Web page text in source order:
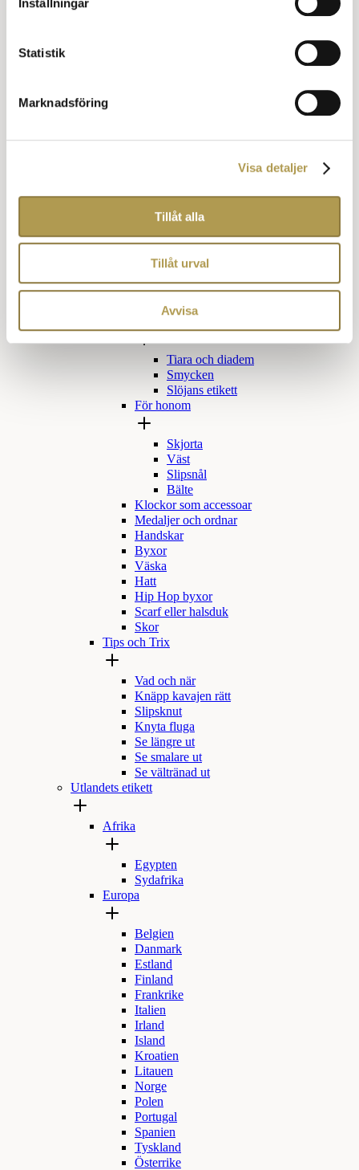
Statistik
Marknadsföring
Visa detaljer
Tillåt alla
Tillåt urval
Avvisa
Cocktail klädsel
Påhittade klädkoder
Obegripliga klädkoder
Sommarfin
Tillbehör klädkoder
Tiara och diadem
Smycken
Slöjans etikett
För honom
Skjorta
Väst
Slipsnål
Bälte
Klockor som accessoar
Medaljer och ordnar
Handskar
Byxor
Väska
Hatt
Hip Hop byxor
Scarf eller halsduk
Skor
Tips och Trix
Vad och när
Knäpp kavajen rätt
Slipsknut
Knyta fluga
Se längre ut
Se smalare ut
Se vältränad ut
Utlandets etikett
Afrika
Egypten
Sydafrika
Europa
Belgien
Danmark
Estland
Finland
Frankrike
Italien
Irland
Island
Kroatien
Litauen
Norge
Polen
Portugal
Spanien
Tyskland
Österrike